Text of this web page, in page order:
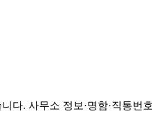
다. 사무소 정보·명함·직통번